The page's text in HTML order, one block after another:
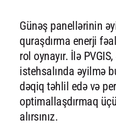
Günəş panellərinin
quraşdırma enerji
rol oynayır. İlə
istehsalında əyilmə
dəqiq təhlil edə və
optimallaşdırmaq
alırsınız.